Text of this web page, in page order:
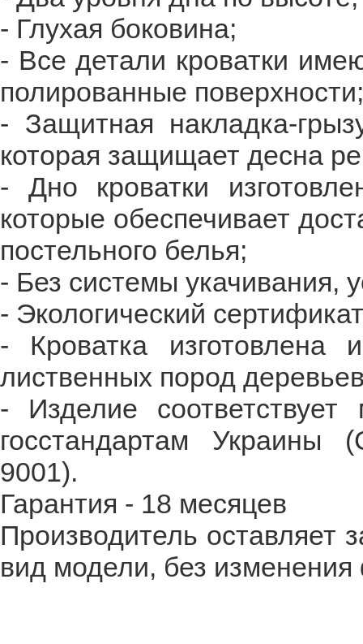
- Глухая боковина;
- Все детали кроватки
полированные поверхности;
- Защитная накладка-
которая защищает десна
- Дно кроватки
которые обеспечивает
постельного белья;
- Без системы укачивания,
- Экологический
- Кроватка изготовлена
лиственных пород
- Изделие
госстандартам Украины
9001).
Гарантия - 18 месяцев
Производитель оставляет
вид модели, без